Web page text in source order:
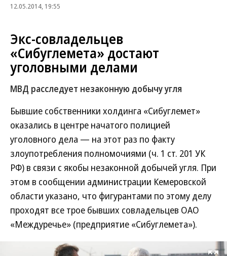
12.05.2014, 19:55
Экс-совладельцев
«Сибуглемета» достают
уголовными делами
МВД расследует незаконную добычу угля
Бывшие собственники холдинга «Сибуглемет»
оказались в центре начатого полицией
уголовного дела — на этот раз по факту
злоупотребления полномочиями (ч. 1 ст. 201 УК
РФ) в связи с якобы незаконной добычей угля. При
этом в сообщении администрации Кемеровской
области указано, что фигурантами по этому делу
проходят все трое бывших совладельцев ОАО
«Междуречье» (предприятие «Сибуглемета»).